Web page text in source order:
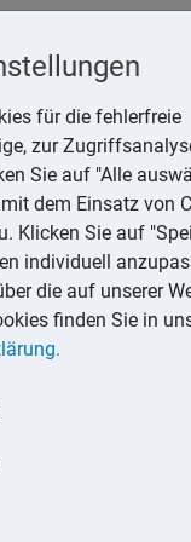
Lexika
Suchen
Rechnung
Gewinn
Gewinn durch
wenn sie dies auch
Gewinnermittlung
muss. Nicht
Freiberufler
für die fehlerfreie
zur
Sie auf "Alle
dem Einsatz von
Klicken Sie auf
individuell
die auf unserer
finden Sie in